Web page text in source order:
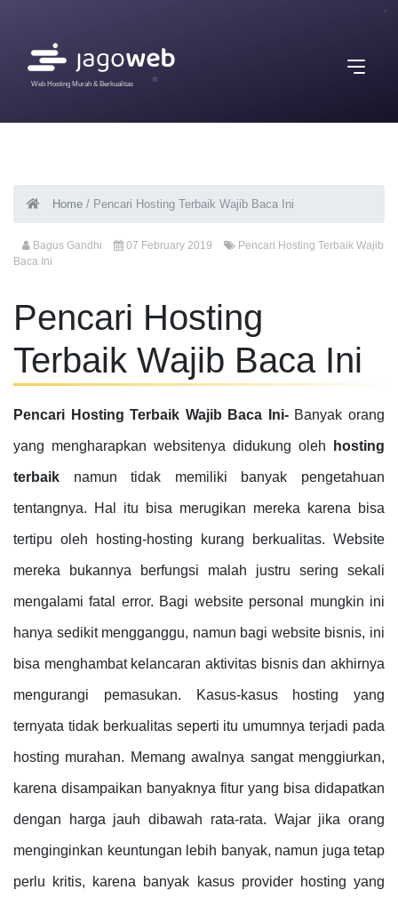
Web Hosting Murah & Berkualitas
Home / Pencari Hosting Terbaik Wajib Baca Ini
Bagus Gandhi 07 February 2019
Pencari Hosting Terbaik Wajib
Baca Ini
Pencari Hosting
Terbaik Wajib Baca Ini
Pencari Hosting Terbaik Wajib Baca Ini- Banyak orang
yang mengharapkan websitenya didukung oleh hosting
terbaik namun tidak memiliki banyak pengetahuan
tentangnya. Hal itu bisa merugikan mereka karena bisa
tertipu oleh hosting-hosting kurang berkualitas. Website
mereka bukannya berfungsi malah justru sering sekali
mengalami fatal error. Bagi website personal mungkin ini
hanya sedikit mengganggu, namun bagi website bisnis, ini
bisa menghambat kelancaran aktivitas bisnis dan akhirnya
mengurangi pemasukan. Kasus-kasus hosting yang
ternyata tidak berkualitas seperti itu umumnya terjadi pada
hosting murahan. Memang awalnya sangat menggiurkan,
karena disampaikan banyaknya fitur yang bisa didapatkan
dengan harga jauh dibawah rata-rata. Wajar jika orang
menginginkan keuntungan lebih banyak, namun juga tetap
perlu kritis, karena banyak kasus provider hosting yang